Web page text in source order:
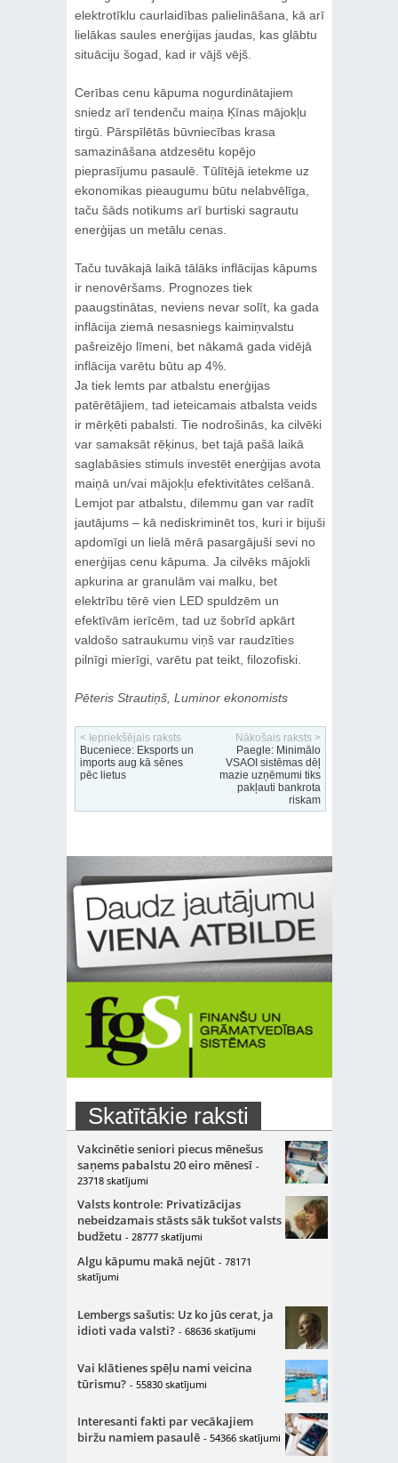
elektrotīklu caurlaidības palielināšana, kā arī
lielākas saules enerģijas jaudas, kas glābtu
situāciju šogad, kad ir vājš vējš.
Cerības cenu kāpuma nogurdinātajiem
sniedz arī tendenču maiņa Ķīnas mājokļu
tirgū. Pārspīlētās būvniecības krasa
samazināšana atdzesētu kopējo
pieprasījumu pasaulē. Tūlītējā ietekme uz
ekonomikas pieaugumu būtu nelabvēlīga,
taču šāds notikums arī burtiski sagrautu
enerģijas un metālu cenas.
Taču tuvākajā laikā tālāks inflācijas kāpums
ir nenovēršams. Prognozes tiek
paaugstinātas, neviens nevar solīt, ka gada
inflācija ziemā nesasniegs kaimiņvalstu
pašreizējo līmeni, bet nākamā gada vidējā
inflācija varētu būtu ap 4%.
Ja tiek lemts par atbalstu enerģijas
patērētājiem, tad ieteicamais atbalsta veids
ir mērķēti pabalsti. Tie nodrošinās, ka cilvēki
var samaksāt rēķinus, bet tajā pašā laikā
saglabāsies stimuls investēt enerģijas avota
maiņā un/vai mājokļu efektivitātes celšanā.
Lemjot par atbalstu, dilemmu gan var radīt
jautājums – kā nediskriminēt tos, kuri ir bijuši
apdomīgi un lielā mērā pasargājuši sevi no
enerģijas cenu kāpuma. Ja cilvēks mājokli
apkurina ar granulām vai malku, bet
elektrību tērē vien LED spuldzēm un
efektīvām ierīcēm, tad uz šobrīd apkārt
valdošo satraukumu viņš var raudzīties
pilnīgi mierīgi, varētu pat teikt, filozofiski.
Pēteris Strautiņš, Luminor ekonomists
< Iepriekšējais raksts
Buceniece: Eksports un
imports aug kā sēnes
pēc lietus
Nākošais raksts >
Paegle: Minimālo
VSAOI sistēmas dēļ
mazie uzņēmumi tiks
pakļauti bankrota
riskam
Skatītākie raksti
Vakcinētie seniori piecus mēnešus
saņems pabalstu 20 eiro mēnesī -
23718 skatījumi
Valsts kontrole: Privatizācijas
nebeidzamais stāsts sāk tukšot valsts
budžetu - 28777 skatījumi
Algu kāpumu makā nejūt - 78171
skatījumi
Lembergs sašutis: Uz ko jūs cerat, ja
idioti vada valsti? - 68636 skatījumi
Vai klātienes spēļu nami veicina
tūrismu? - 55830 skatījumi
Interesanti fakti par vecākajiem
biržu namiem pasaulē - 54366 skatījumi